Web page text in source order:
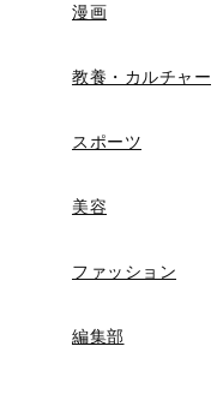
漫画
教養・カルチャー
スポーツ
美容
ファッション
編集部